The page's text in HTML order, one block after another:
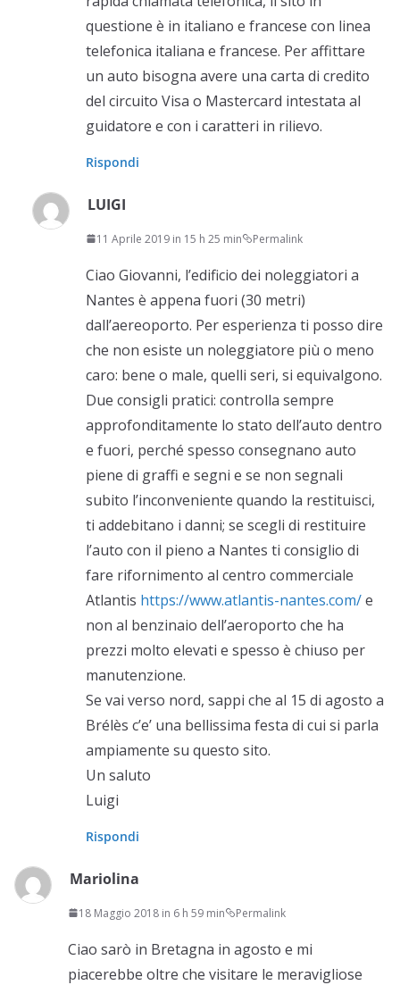
questione è in italiano e francese con linea
telefonica italiana e francese. Per affittare
un auto bisogna avere una carta di credito
del circuito Visa o Mastercard intestata al
guidatore e con i caratteri in rilievo.
Rispondi
LUIGI
11 Aprile 2019 in 15 h 25 min Permalink
Ciao Giovanni, l’edificio dei noleggiatori a
Nantes è appena fuori (30 metri)
dall’aereoporto. Per esperienza ti posso dire
che non esiste un noleggiatore più o meno
caro: bene o male, quelli seri, si equivalgono.
Due consigli pratici: controlla sempre
approfonditamente lo stato dell’auto dentro
e fuori, perché spesso consegnano auto
piene di graffi e segni e se non segnali
subito l’inconveniente quando la restituisci,
ti addebitano i danni; se scegli di restituire
l’auto con il pieno a Nantes ti consiglio di
fare rifornimento al centro commerciale
Atlantis https://www.atlantis-nantes.com/e
non al benzinaio dell’aeroporto che ha
prezzi molto elevati e spesso è chiuso per
manutenzione.
Se vai verso nord, sappi che al 15 di agosto a
Brélès c’e’ una bellissima festa di cui si parla
ampiamente su questo sito.
Un saluto
Luigi
Rispondi
Mariolina
18 Maggio 2018 in 6 h 59 min Permalink
Ciao sarò in Bretagna in agosto e mi
piacerebbe oltre che visitare le meravigliose